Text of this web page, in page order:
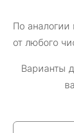
По
от любого
Варианты